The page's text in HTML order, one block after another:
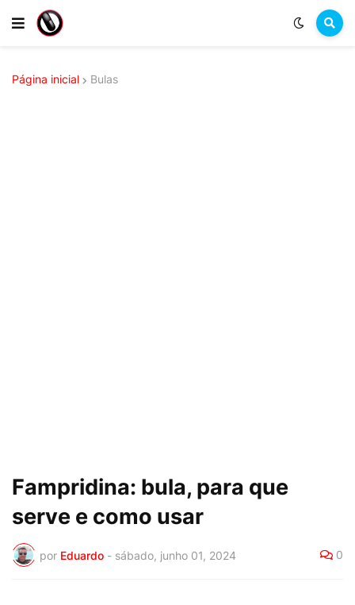
Página inicial Bulas
Fampridina: bula, para que
serve e como usar
por Eduardo - sábado, junho 01, 2024 0